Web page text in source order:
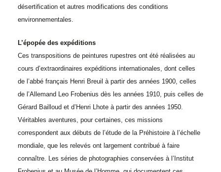
désertification et autres modifications des conditions
environnementales.
L’épopée des expéditions
Ces transpositions de peintures rupestres ont été réalisées au
cours d’extraordinaires expéditions internationales, dont celles
de l’abbé français Henri Breuil à partir des années 1900, celles
de l’Allemand Leo Frobenius dès les années 1910, puis celles de
Gérard Bailloud et d’Henri Lhote à partir des années 1950.
Véritables aventures, pour certaines, ces missions
correspondent aux débuts de l’étude de la Préhistoire à l’échelle
mondiale, que les relevés ont largement contribué à faire
connaître. Les séries de photographies conservées à l’Institut